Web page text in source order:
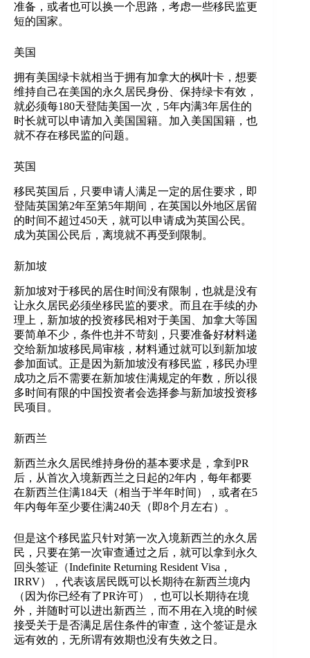
准备，或者也可以换一个思路，考虑一些移民监更
短的国家。
美国
拥有美国绿卡就相当于拥有加拿大的枫叶卡，想要
维持自己在美国的永久居民身份、保持绿卡有效，
就必须每180天登陆美国一次，5年内满3年居住的
时长就可以申请加入美国国籍。加入美国国籍，也
就不存在移民监的问题。
英国
移民英国后，只要申请人满足一定的居住要求，即
登陆英国第2年至第5年期间，在英国以外地区居留
的时间不超过450天，就可以申请成为英国公民。
成为英国公民后，离境就不再受到限制。
新加坡
新加坡对于移民的居住时间没有限制，也就是没有
让永久居民必须坐移民监的要求。而且在手续的办
理上，新加坡的投资移民相对于美国、加拿大等国
要简单不少，条件也并不苛刻，只要准备好材料递
交给新加坡移民局审核，材料通过就可以到新加坡
参加面试。正是因为新加坡没有移民监，移民办理
成功之后不需要在新加坡住满规定的年数，所以很
多时间有限的中国投资者会选择参与新加坡投资移
民项目。
新西兰
新西兰永久居民维持身份的基本要求是，拿到PR
后，从首次入境新西兰之日起的2年内，每年都要
在新西兰住满184天（相当于半年时间），或者在5
年内每年至少要住满240天（即8个月左右）。
但是这个移民监只针对第一次入境新西兰的永久居
民，只要在第一次审查通过之后，就可以拿到永久
回头签证（Indefinite Returning Resident Visa，
IRRV），代表该居民既可以长期待在新西兰境内
（因为你已经有了PR许可），也可以长期待在境
外，并随时可以进出新西兰，而不用在入境的时候
接受关于是否满足居住条件的审查，这个签证是永
远有效的，无所谓有效期也没有失效之日。